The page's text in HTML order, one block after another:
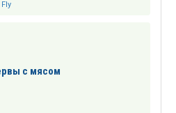
Fly
с мясом